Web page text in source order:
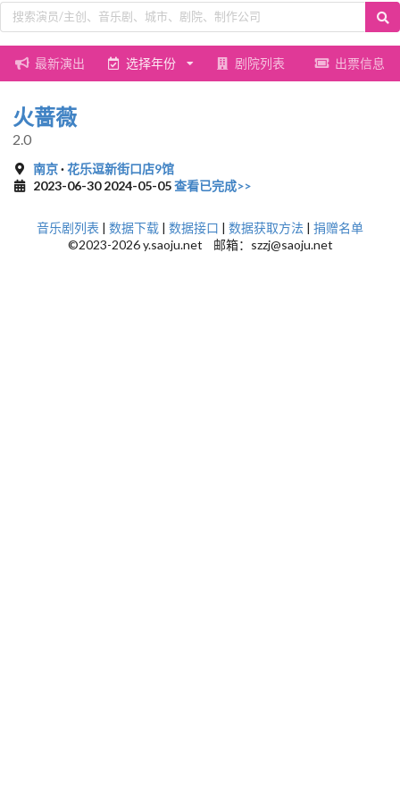
最新演出 选择年份 剧院列表 出票信息
火蔷薇
2.0
南京·花乐逗新街口店9馆
2023-06-30 2024-05-05查看已完成>>
音乐剧列表 | 数据下载 | 数据接口 | 数据获取方法 | 捐赠名单
©2023-2026 y.saoju.net 邮箱：szzj@saoju.net